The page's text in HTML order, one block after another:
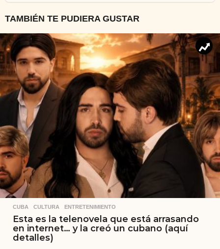
TAMBIÉN TE PUDIERA GUSTAR
CUBA ,CULTURA ,ENTRETENIMIENTO
Esta es la telenovela que está arrasando
en internet… y la creó un cubano (aquí
detalles)